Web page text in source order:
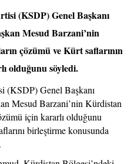
(KSDP) Genel Başkanı
Mesud Barzani’nin
çözümü ve Kürt saflarının
olduğunu söyledi.
(KSDP) Genel Başkanı
Mesud Barzani’nin Kürdistan
için kararlı olduğunu
birleştirme konusunda